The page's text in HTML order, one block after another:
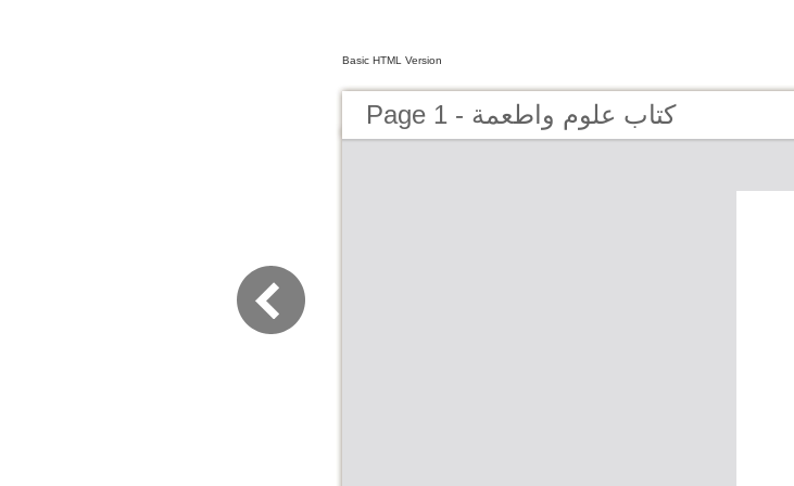
Basic HTML Version
Page 1 - كتاب علوم واطعمة